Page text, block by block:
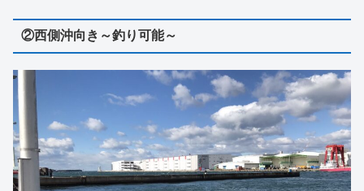
②西側沖向き～釣り可能～